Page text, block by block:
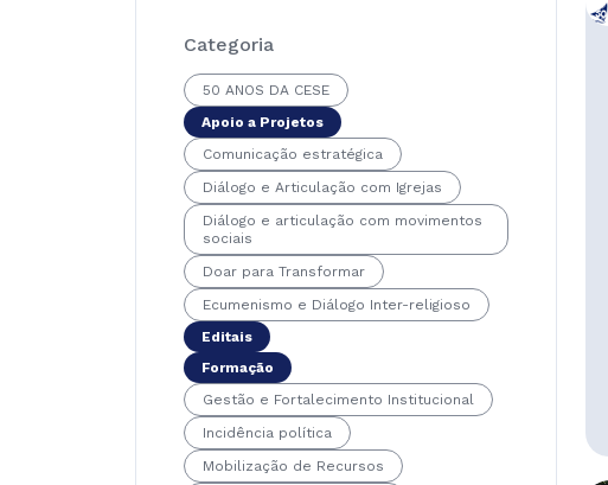
Categoria
50 ANOS DA CESE
Apoio a Projetos
Comunicação estratégica
Diálogo e Articulação com Igrejas
Diálogo e articulação com movimentos
sociais
Doar para Transformar
Ecumenismo e Diálogo Inter-religioso
Editais
Formação
Gestão e Fortalecimento Institucional
Incidência política
Mobilização de Recursos